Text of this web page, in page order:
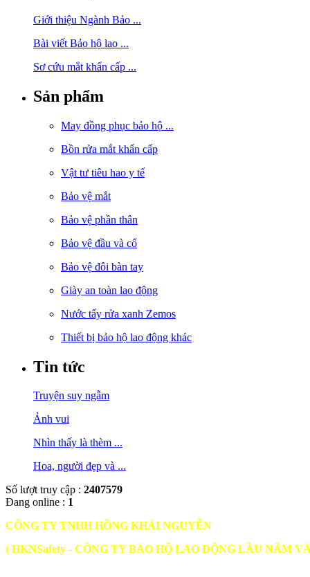
Giới thiệu Ngành Bảo ...
Bài viết Bảo hộ lao ...
Sơ cứu mắt khẩn cấp ...
Sản phẩm
May đồng phục bảo hộ ...
Bồn rửa mắt khẩn cấp
Vật tư tiêu hao y tế
Bảo vệ mắt
Bảo vệ phần thân
Bảo vệ đầu và cổ
Bảo vệ đôi bàn tay
Giày an toàn lao động
Nước tẩy rửa xanh Zemos
Thiết bị bảo hộ lao động khác
Tin tức
Truyện suy ngẫm
Ảnh vui
Nhìn thấy là thèm ...
Hoa, người đẹp và ...
Số lượt truy cập : 2407579
Đang online : 1
CÔNG TY TNHH HỒNG KHẢI NGUYỄN
( HKNSafety - CÔNG TY BẢO HỘ LAO ĐỘNG LÂU NĂM